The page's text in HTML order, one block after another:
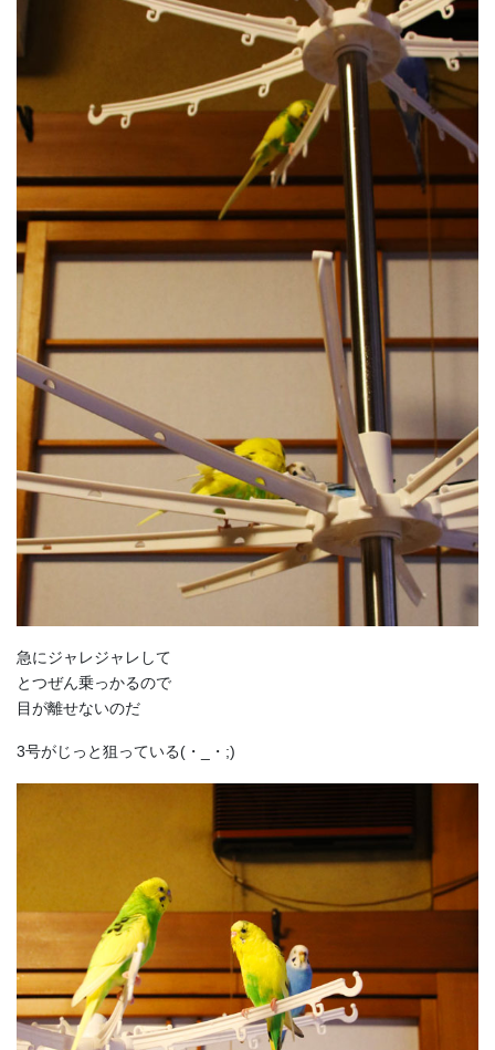
急にジャレジャレして
とつぜん乗っかるので
目が離せないのだ
3号がじっと狙っている(・_・;)